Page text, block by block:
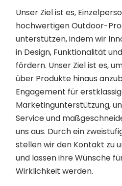
Unser Ziel ist es,
hochwertigen Outdoor-
unterstützen, indem wir
in Design, Funktionalität
fördern. Unser Ziel ist es,
über Produkte hinaus
Engagement für
Marketingunterstützung,
Service und
uns aus. Durch ein
stellen wir den Kontakt zu
und lassen ihre Wünsche
Wirklichkeit werden.